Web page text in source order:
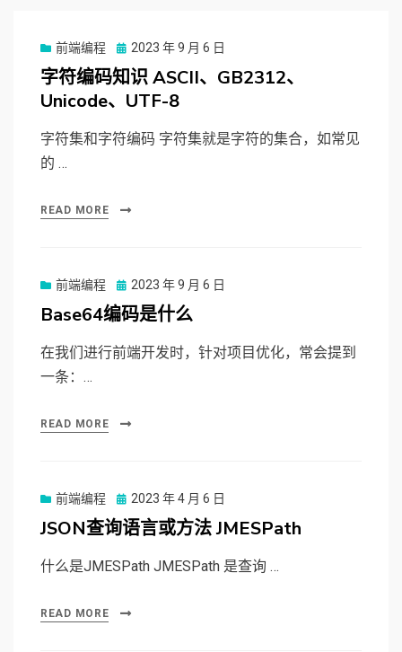
前端编程
Posted
on
2023 年 9 月 6 日
字符编码知识 ASCII、GB2312、
Unicode、UTF-8
字符集和字符编码 字符集就是字符的集合，如常见
的 …
READ MORE
前端编程
Posted
on
2023 年 9 月 6 日
Base64编码是什么
在我们进行前端开发时，针对项目优化，常会提到
一条：…
READ MORE
前端编程
Posted
on
2023 年 4 月 6 日
JSON查询语言或方法 JMESPath
什么是JMESPath JMESPath 是查询 …
READ MORE